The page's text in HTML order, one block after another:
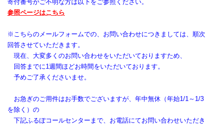
寄付番号がご不明な方は以下をご参照ください。
参照ページはこちら
※こちらのメールフォームでの、お問い合わせにつきましては、順次
回答させていただきます。
現在、大変多くのお問い合わせをいただいておりますため、
回答までに1週間ほどお時間をいただいております。
予めご了承くださいませ。
お急ぎのご用件はお手数でございますが、年中無休（年始1/1～1/3
を除く）の
下記ふるぽコールセンターまで、お電話にてお問い合わせいただき